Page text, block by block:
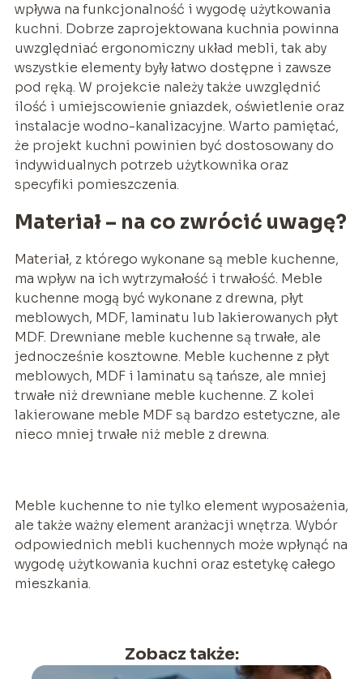
wpływa na funkcjonalność i wygodę użytkowania
kuchni. Dobrze zaprojektowana kuchnia powinna
uwzględniać ergonomiczny układ mebli, tak aby
wszystkie elementy były łatwo dostępne i zawsze
pod ręką. W projekcie należy także uwzględnić
ilość i umiejscowienie gniazdek, oświetlenie oraz
instalacje wodno-kanalizacyjne. Warto pamiętać,
że projekt kuchni powinien być dostosowany do
indywidualnych potrzeb użytkownika oraz
specyfiki pomieszczenia.
Materiał – na co zwrócić uwagę?
Materiał, z którego wykonane są meble kuchenne,
ma wpływ na ich wytrzymałość i trwałość. Meble
kuchenne mogą być wykonane z drewna, płyt
meblowych, MDF, laminatu lub lakierowanych płyt
MDF. Drewniane meble kuchenne są trwałe, ale
jednocześnie kosztowne. Meble kuchenne z płyt
meblowych, MDF i laminatu są tańsze, ale mniej
trwałe niż drewniane meble kuchenne. Z kolei
lakierowane meble MDF są bardzo estetyczne, ale
nieco mniej trwałe niż meble z drewna.
Meble kuchenne to nie tylko element wyposażenia,
ale także ważny element aranżacji wnętrza. Wybór
odpowiednich mebli kuchennych może wpłynąć na
wygodę użytkowania kuchni oraz estetykę całego
mieszkania.
Zobacz także: